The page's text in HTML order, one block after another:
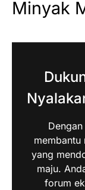
Minyak
membantu
yang
maju.
forum